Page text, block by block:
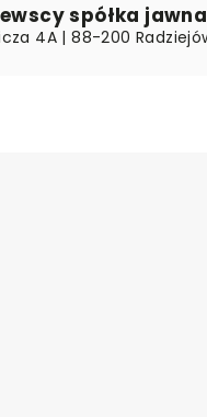
spółka jawna
4A | 88-200